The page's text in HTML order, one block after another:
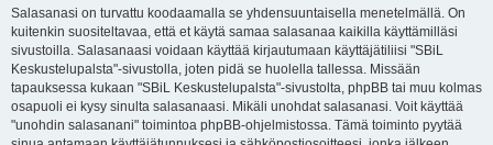
Salasanasi on turvattu koodaamalla se yhdensuuntaisella menetelmällä. On
kuitenkin suositeltavaa, että et käytä samaa salasanaa kaikilla käyttämilläsi
sivustoilla. Salasanaasi voidaan käyttää kirjautumaan käyttäjätiliisi "SBiL
Keskustelupalsta"-sivustolla, joten pidä se huolella tallessa. Missään
tapauksessa kukaan "SBiL Keskustelupalsta"-sivustolta, phpBB tai muu kolmas
osapuoli ei kysy sinulta salasanaasi. Mikäli unohdat salasanasi. Voit käyttää
"unohdin salasanani" toimintoa phpBB-ohjelmistossa. Tämä toiminto pyytää